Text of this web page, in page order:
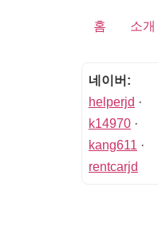
홈 소개
네이버:
helperjd ·
k14970 ·
kang611 ·
rentcarjd